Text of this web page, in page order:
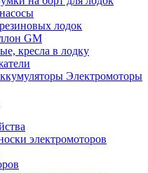
лодок
GM
кресла в лодку
Электромоторы
электромоторов